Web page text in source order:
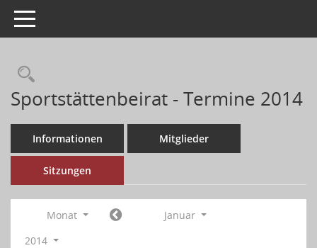
Toggle navigation
Sportstättenbeirat - Termine 2014
Informationen Mitglieder
Sitzungen
Monat
Januar
2014